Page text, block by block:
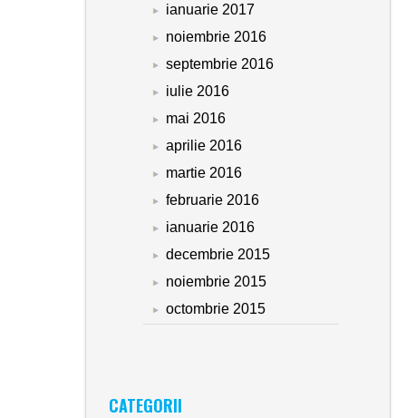
ianuarie 2017
noiembrie 2016
septembrie 2016
iulie 2016
mai 2016
aprilie 2016
martie 2016
februarie 2016
ianuarie 2016
decembrie 2015
noiembrie 2015
octombrie 2015
CATEGORII